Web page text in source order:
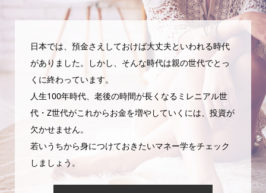
日本では、預金さえしておけば大丈夫といわれる時代
がありました。しかし、そんな時代は親の世代でとっ
くに終わっています。
人生100年時代、老後の時間が長くなるミレニアル世
代・Z世代がこれからお金を増やしていくには、投資が
欠かせません。
若いうちから身につけておきたいマネー学をチェック
しましょう。